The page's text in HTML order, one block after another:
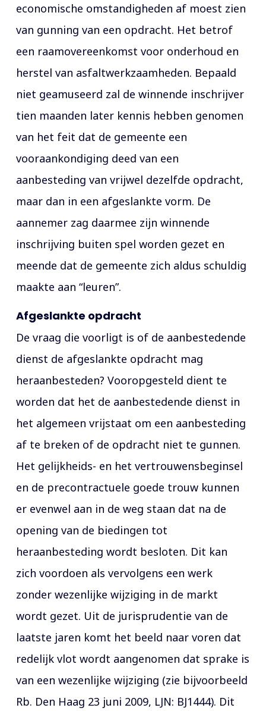
economische omstandigheden af moest zien
van gunning van een opdracht. Het betrof
een raamovereenkomst voor onderhoud en
herstel van asfaltwerkzaamheden. Bepaald
niet geamuseerd zal de winnende inschrijver
tien maanden later kennis hebben genomen
van het feit dat de gemeente een
vooraankondiging deed van een
aanbesteding van vrijwel dezelfde opdracht,
maar dan in een afgeslankte vorm. De
aannemer zag daarmee zijn winnende
inschrijving buiten spel worden gezet en
meende dat de gemeente zich aldus schuldig
maakte aan “leuren”.
Afgeslankte opdracht
De vraag die voorligt is of de aanbestedende
dienst de afgeslankte opdracht mag
heraanbesteden? Vooropgesteld dient te
worden dat het de aanbestedende dienst in
het algemeen vrijstaat om een aanbesteding
af te breken of de opdracht niet te gunnen.
Het gelijkheids- en het vertrouwensbeginsel
en de precontractuele goede trouw kunnen
er evenwel aan in de weg staan dat na de
opening van de biedingen tot
heraanbesteding wordt besloten. Dit kan
zich voordoen als vervolgens een werk
zonder wezenlijke wijziging in de markt
wordt gezet. Uit de jurisprudentie van de
laatste jaren komt het beeld naar voren dat
redelijk vlot wordt aangenomen dat sprake is
van een wezenlijke wijziging (zie bijvoorbeeld
Rb. Den Haag 23 juni 2009, LJN: BJ1444). Dit